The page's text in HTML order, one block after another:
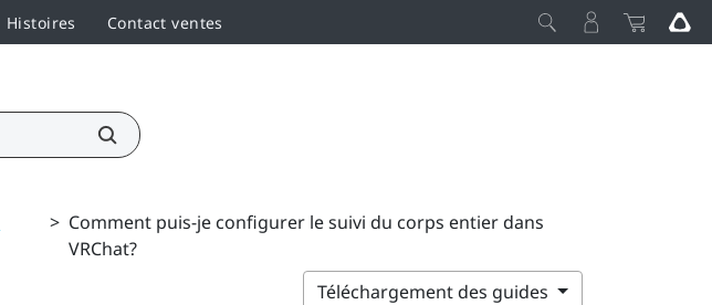
Histoires Contact ventes
> Comment puis-je configurer le suivi du corps entier dans
VRChat?
Téléchargement des guides